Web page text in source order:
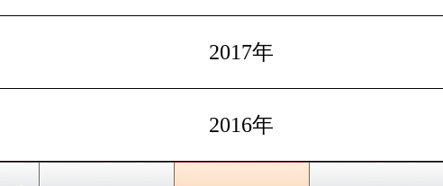
2017年
2016年